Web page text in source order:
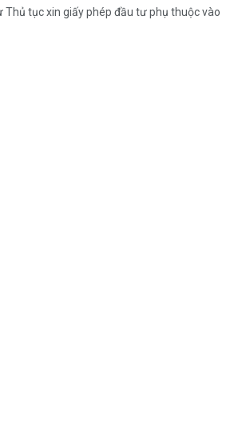
Thủ tục xin giấy phép đầu tư phụ thuộc vào